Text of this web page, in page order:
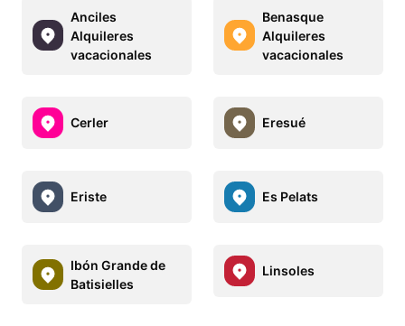
Anciles
Alquileres
vacacionales
Benasque
Alquileres
vacacionales
Cerler Eresué
Eriste Es Pelats
Ibón Grande de
Batisielles
Linsoles